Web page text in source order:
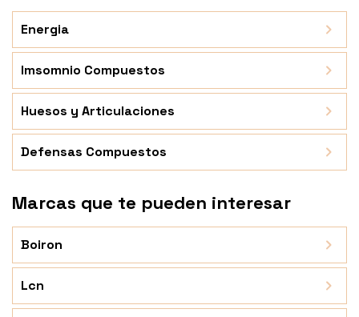
Energia
Imsomnio Compuestos
Huesos y Articulaciones
Defensas Compuestos
Marcas que te pueden interesar
Boiron
Lcn